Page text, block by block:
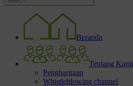
Beranda
Tentang Kami
Penghargaan
Whistleblowing channel